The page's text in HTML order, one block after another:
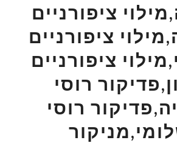
ציפורניים
ציפורניים
ציפורניים
רוסי
רוסי